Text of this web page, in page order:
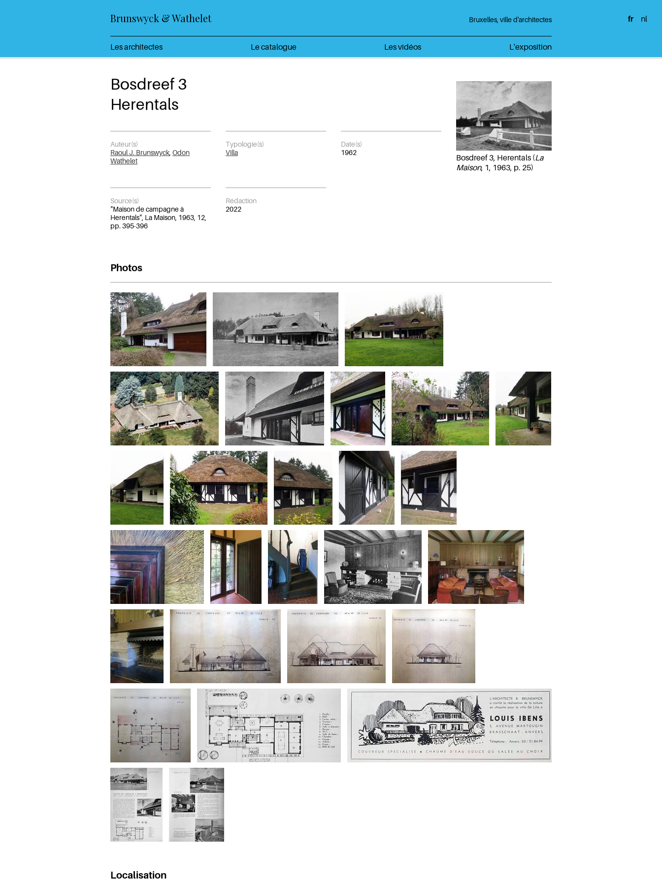
Brunswyck & Wathelet Bruxelles, ville d'architectes
Les architectes Le catalogue Les vidéos L'exposition
fr nl
Bosdreef 3
Herentals
Auteur(s)
Raoul J. Brunswyck Odon
Wathelet
Typologie(s)
Villa
Date(s)
1962
Source(s)
"Maison de campagne à
Herentals", La Maison, 1963, 12,
pp. 395-396
Rédaction
2022
Bosdreef 3, Herentals (La
Maison, 1, 1963, p. 25)
Photos
Localisation